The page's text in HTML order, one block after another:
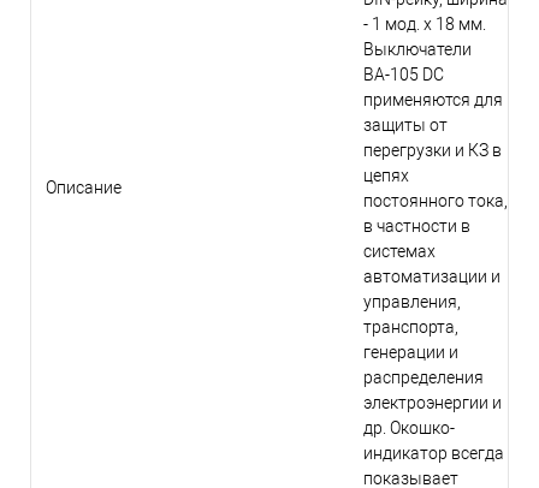
Описание
- 1 мод. х 18 мм.
Выключатели
ВА-105 DC
применяются для
защиты от
перегрузки и КЗ в
цепях
постоянного тока,
в частности в
системах
автоматизации и
управления,
транспорта,
генерации и
распределения
электроэнергии и
др. Окошко-
индикатор всегда
показывает